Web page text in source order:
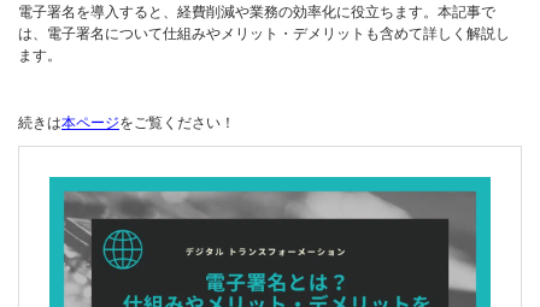
電子署名を導入すると、経費削減や業務の効率化に役立ちます。本記事で
は、電子署名について仕組みやメリット・デメリットも含めて詳しく解説し
ます。
続きは本ページをご覧ください！